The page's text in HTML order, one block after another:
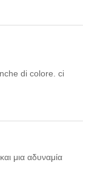
di colore. ci
μια αδυναμία